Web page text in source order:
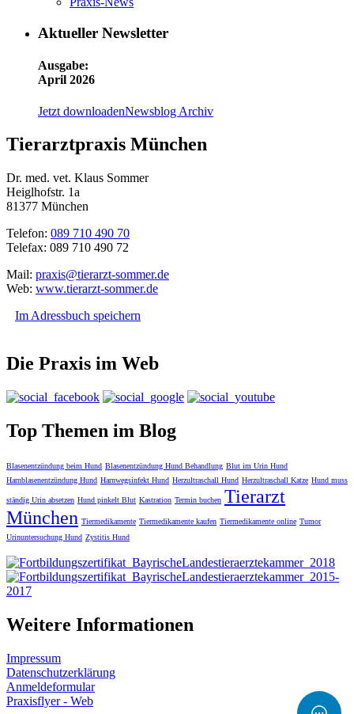
Aktueller Newsletter
Ausgabe:
April 2026
Jetzt downloadenNewsblog Archiv
Tierarztpraxis München
Dr. med. vet. Klaus Sommer
Heiglhofstr. 1a
81377 München
Telefon: 089 710 490 70
Telefax: 089 710 490 72
Mail: praxis@tierarzt-sommer.de
Web: www.tierarzt-sommer.de
Im Adressbuch speichern
Die Praxis im Web
Top Themen im Blog
Blasenentzündung beim Hund Blasenentzündung Hund Behandlung Blut im Urin Hund
Harnblasenentzündung Hund Harnwegsinfekt Hund Herzultraschall Hund Herzultraschall Katze Hund muss
ständig Urin absetzen Hund pinkelt Blut Kastration Termin buchen Tierarzt
München Tiermedikamente Tiermedikamente kaufen Tiermedikamente online Tumor
Urinuntersuchung Hund Zystitis Hund
Weitere Informationen
Impressum
Datenschutzerklärung
Anmeldeformular
Praxisflyer - Web